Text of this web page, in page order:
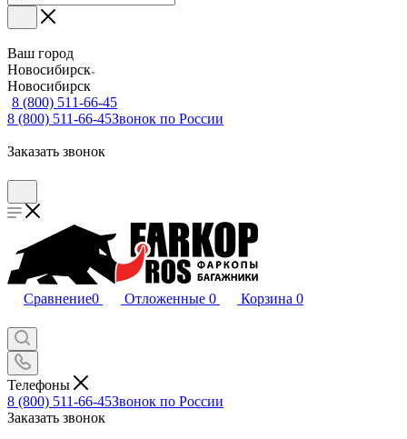
Ваш город
Новосибирск
Новосибирск
8 (800) 511-66-45
8 (800) 511-66-45Звонок по России
Заказать звонок
Сравнение0 Отложенные 0 Корзина 0
Телефоны
8 (800) 511-66-45Звонок по России
Заказать звонок